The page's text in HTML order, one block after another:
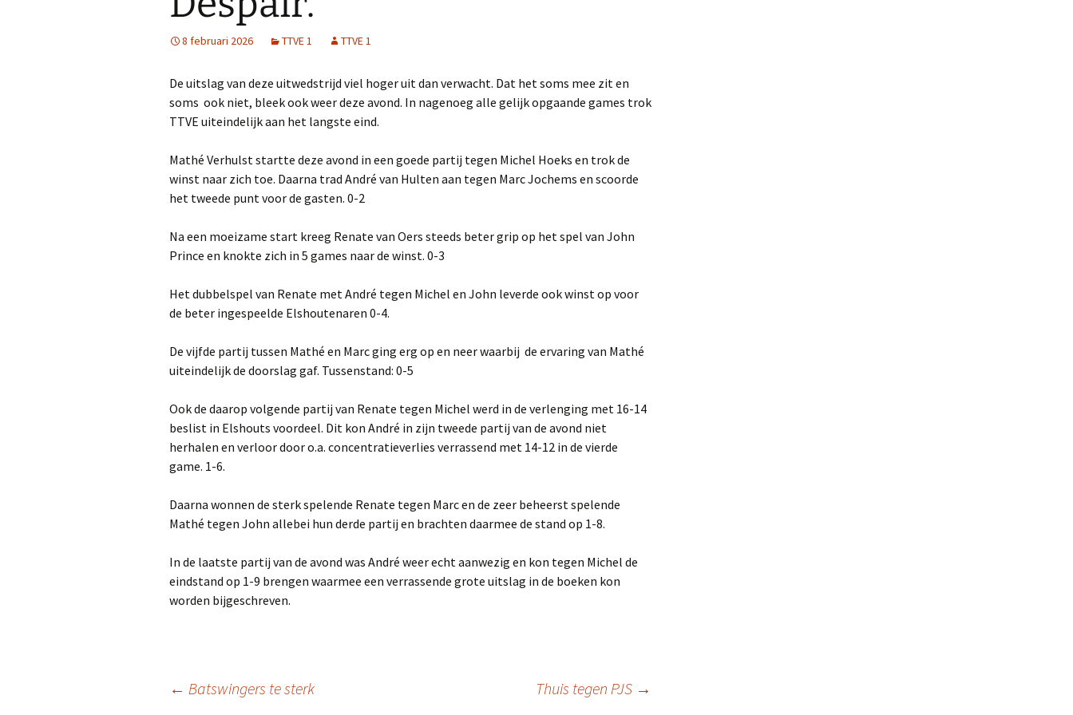
2016
2014
8 februari 2026 TTVE 1 TTVE 1
De uitslag van deze uitwedstrijd viel hoger uit dan verwacht. Dat het soms mee zit en
soms ook niet, bleek ook weer deze avond. In nagenoeg alle gelijk opgaande games trok
TTVE uiteindelijk aan het langste eind.
Mathé Verhulst startte deze avond in een goede partij tegen Michel Hoeks en trok de
winst naar zich toe. Daarna trad André van Hulten aan tegen Marc Jochems en scoorde
het tweede punt voor de gasten. 0-2
Na een moeizame start kreeg Renate van Oers steeds beter grip op het spel van John
Prince en knokte zich in 5 games naar de winst. 0-3
Het dubbelspel van Renate met André tegen Michel en John leverde ook winst op voor
de beter ingespeelde Elshoutenaren 0-4.
De vijfde partij tussen Mathé en Marc ging erg op en neer waarbij de ervaring van Mathé
uiteindelijk de doorslag gaf. Tussenstand: 0-5
Ook de daarop volgende partij van Renate tegen Michel werd in de verlenging met 16-14
beslist in Elshouts voordeel. Dit kon André in zijn tweede partij van de avond niet
herhalen en verloor door o.a. concentratieverlies verrassend met 14-12 in de vierde
game. 1-6.
Daarna wonnen de sterk spelende Renate tegen Marc en de zeer beheerst spelende
Mathé tegen John allebei hun derde partij en brachten daarmee de stand op 1-8.
In de laatste partij van de avond was André weer echt aanwezig en kon tegen Michel de
eindstand op 1-9 brengen waarmee een verrassende grote uitslag in de boeken kon
worden bijgeschreven.
Berichtnavigatie
← Batswingers te sterk Thuis tegen PJS →